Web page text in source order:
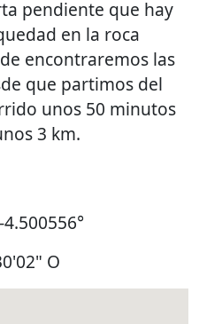
pendiente que hay
en la roca
encontraremos las
que partimos del
unos 50 minutos
3 km.
O